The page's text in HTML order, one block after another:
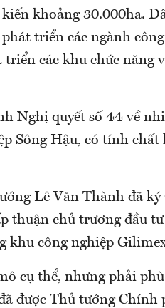
khoảng 30.000ha.
triển các ngành
các khu chức năng
Nghị quyết số 44 về
Sông Hậu, có tính chất
Lê Văn Thành đã ký
thuận chủ trương đầu
khu công nghiệp
cụ thể, nhưng phải
được Thủ tướng Chính